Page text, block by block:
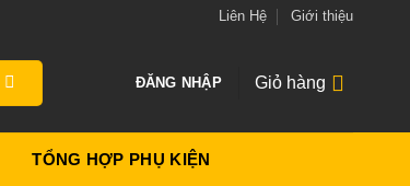
Liên Hệ Giới thiệu
ĐĂNG NHẬP Giỏ hàng
TỔNG HỢP PHỤ KIỆN